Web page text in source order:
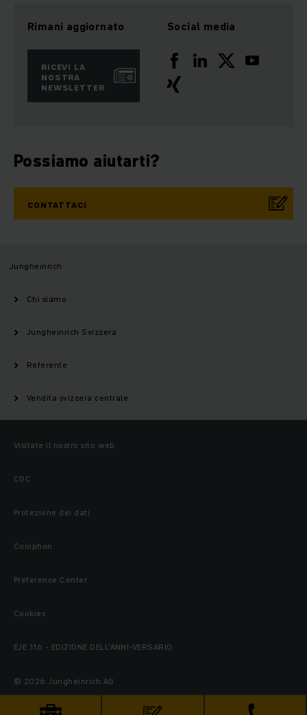
Rimani aggiornato
RICEVI LA
NOSTRA
NEWSLETTER
Social media
Possiamo aiutarti?
CONTATTACI
Jungheinrich
Chi siamo
Jungheinrich Svizzera
Referente
Vendita svizzera centrale
Visitate il nostro sito web
CGC
Protezione dei dati
Colophon
Preference Center
Cookies
EJE 116 - EDIZIONE DELL'ANNI-VERSARIO
© 2026 Jungheinrich AG